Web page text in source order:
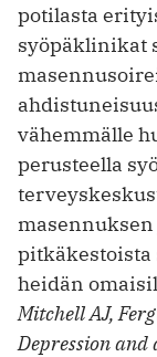
potilasta
syöpäklinikat
vähemmälle
perusteella
pitkäkestoista
heidän
Mitchell AJ,
Depression